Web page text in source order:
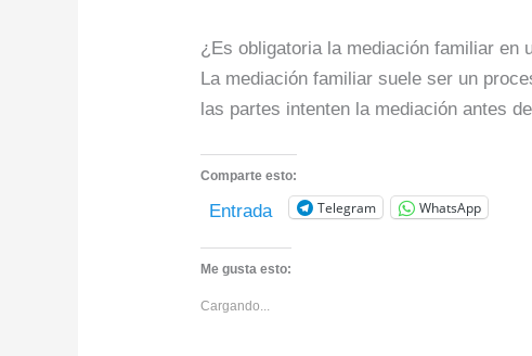
¿Es obligatoria la mediación familiar en
La mediación familiar suele ser un
las partes intenten la mediación antes
Comparte esto:
Entrada Telegram WhatsApp
Me gusta esto:
Cargando...